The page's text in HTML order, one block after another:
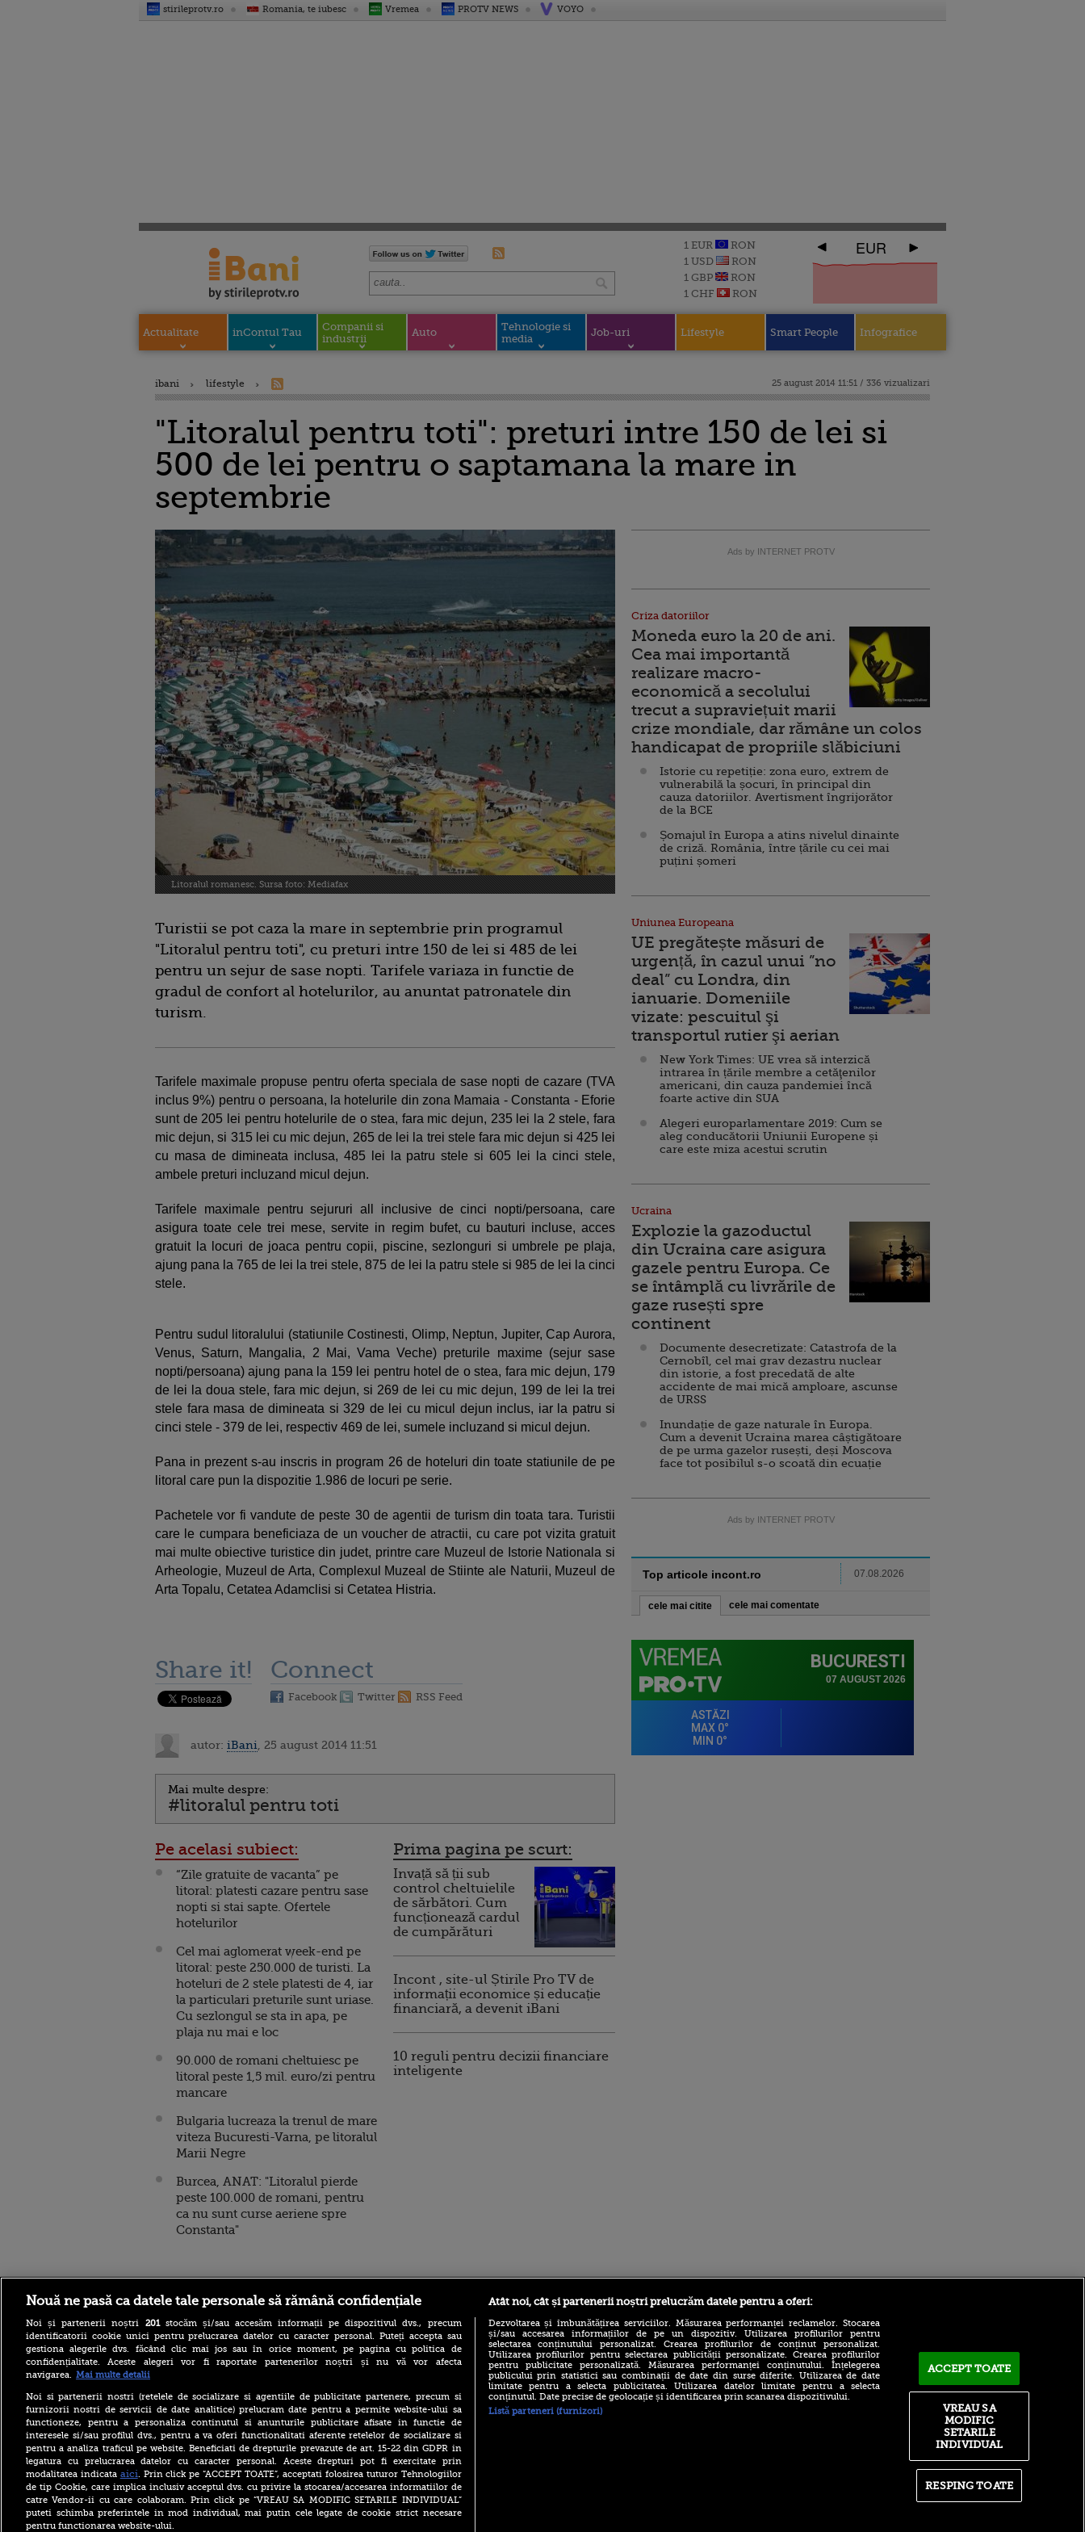
stirileprotv.ro Romania, te iubesc Vremea PROTV NEWS VOYO
1 EUR
RON
1 USD
RON
1 GBP
RON
1 CHF
RON
EUR
Actualitate inContul Tau
Companii si
industrii
Auto
Tehnologie si
media
Job-uri Lifestyle Smart People Infografice
ibani lifestyle 25 august 2014 11:51 / 336 vizualizari
"Litoralul pentru toti": preturi intre 150 de lei si
500 de lei pentru o saptamana la mare in
septembrie
Litoralul romanesc. Sursa foto: Mediafax
Turistii se pot caza la mare in septembrie prin programul
"Litoralul pentru toti", cu preturi intre 150 de lei si 485 de lei
pentru un sejur de sase nopti. Tarifele variaza in functie de
gradul de confort al hotelurilor, au anuntat patronatele din
turism.
Tarifele maximale propuse pentru oferta speciala de sase nopti de cazare (TVA
inclus 9%) pentru o persoana, la hotelurile din zona Mamaia - Constanta - Eforie
sunt de 205 lei pentru hotelurile de o stea, fara mic dejun, 235 lei la 2 stele, fara
mic dejun, si 315 lei cu mic dejun, 265 de lei la trei stele fara mic dejun si 425 lei
cu masa de dimineata inclusa, 485 lei la patru stele si 605 lei la cinci stele,
ambele preturi incluzand micul dejun.
Tarifele maximale pentru sejururi all inclusive de cinci nopti/persoana, care
asigura toate cele trei mese, servite in regim bufet, cu bauturi incluse, acces
gratuit la locuri de joaca pentru copii, piscine, sezlonguri si umbrele pe plaja,
ajung pana la 765 de lei la trei stele, 875 de lei la patru stele si 985 de lei la cinci
stele.
Pentru sudul litoralului (statiunile Costinesti, Olimp, Neptun, Jupiter, Cap Aurora,
Venus, Saturn, Mangalia, 2 Mai, Vama Veche) preturile maxime (sejur sase
nopti/persoana) ajung pana la 159 lei pentru hotel de o stea, fara mic dejun, 179
de lei la doua stele, fara mic dejun, si 269 de lei cu mic dejun, 199 de lei la trei
stele fara masa de dimineata si 329 de lei cu micul dejun inclus, iar la patru si
cinci stele - 379 de lei, respectiv 469 de lei, sumele incluzand si micul dejun.
Pana in prezent s-au inscris in program 26 de hoteluri din toate statiunile de pe
litoral care pun la dispozitie 1.986 de locuri pe serie.
Pachetele vor fi vandute de peste 30 de agentii de turism din toata tara. Turistii
care le cumpara beneficiaza de un voucher de atractii, cu care pot vizita gratuit
mai multe obiective turistice din judet, printre care Muzeul de Istorie Nationala si
Arheologie, Muzeul de Arta, Complexul Muzeal de Stiinte ale Naturii, Muzeul de
Arta Topalu, Cetatea Adamclisi si Cetatea Histria.
Share it! Connect
Facebook Twitter RSS Feed
autor: iBani , 25 august 2014 11:51
Mai multe despre:
#litoralul pentru toti
Pe acelasi subiect:
“Zile gratuite de vacanta” pe
litoral: platesti cazare pentru sase
nopti si stai sapte. Ofertele
hotelurilor
Cel mai aglomerat week-end pe
litoral: peste 250.000 de turisti. La
hoteluri de 2 stele platesti de 4, iar
la particulari preturile sunt uriase.
Cu sezlongul se sta in apa, pe
plaja nu mai e loc
90.000 de romani cheltuiesc pe
litoral peste 1,5 mil. euro/zi pentru
mancare
Bulgaria lucreaza la trenul de mare
viteza Bucuresti-Varna, pe litoralul
Marii Negre
Burcea, ANAT: "Litoralul pierde
peste 100.000 de romani, pentru
ca nu sunt curse aeriene spre
Constanta"
Prima pagina pe scurt:
Invață să ții sub
control cheltuielile
de sărbători. Cum
funcționează cardul
de cumpărături
Incont , site-ul Știrile Pro TV de
informații economice și educație
financiară, a devenit iBani
10 reguli pentru decizii financiare
inteligente
Ads by INTERNET PROTV
Criza datoriilor
Moneda euro la 20 de ani.
Cea mai importantă
realizare macro-
economică a secolului
trecut a supraviețuit marii
crize mondiale, dar rămâne un colos
handicapat de propriile slăbiciuni
Istorie cu repetiție: zona euro, extrem de
vulnerabilă la șocuri, în principal din
cauza datoriilor. Avertisment îngrijorător
de la BCE
Șomajul în Europa a atins nivelul dinainte
de criză. România, între țările cu cei mai
puțini șomeri
Uniunea Europeana
UE pregătește măsuri de
urgență, în cazul unui ”no
deal” cu Londra, din
ianuarie. Domeniile
vizate: pescuitul şi
transportul rutier şi aerian
New York Times: UE vrea să interzică
intrarea în țările membre a cetăţenilor
americani, din cauza pandemiei încă
foarte active din SUA
Alegeri europarlamentare 2019: Cum se
aleg conducătorii Uniunii Europene și
care este miza acestui scrutin
Ucraina
Explozie la gazoductul
din Ucraina care asigura
gazele pentru Europa. Ce
se întâmplă cu livrările de
gaze rusești spre
continent
Documente desecretizate: Catastrofa de la
Cernobîl, cel mai grav dezastru nuclear
din istorie, a fost precedată de alte
accidente de mai mică amploare, ascunse
de URSS
Inundație de gaze naturale în Europa.
Cum a devenit Ucraina marea câștigătoare
de pe urma gazelor rusești, deși Moscova
face tot posibilul s-o scoată din ecuație
Ads by INTERNET PROTV
Top articole incont.ro 07.08.2026
cele mai citite cele mai comentate
Stirileprotv.ro
La aproape 100 de ani, face
acrobații pe aripa unui
avion. Povestea incredibilă
a lui Elizabeth Bromage.
VIDEO
De ce Bulgaria are producție
record la Kozlodui pe timp
de secetă, în timp ce
România importă energie
Moment istoric pentru
catolicii din România.
ilike-it.ro foodstory.ro
(P) Descoperă Lumea
Procinema.ro Sport.ro
Nouă ne pasă ca datele tale personale să rămână confidențiale
Noi și partenerii noștri 201stocăm și/sau accesăm informații pe dispozitivul dvs., precum
identificatorii cookie unici pentru prelucrarea datelor cu caracter personal. Puteți accepta sau
gestiona alegerile dvs. făcând clic mai jos sau în orice moment, pe pagina cu politica de
confidențialitate. Aceste alegeri vor fi raportate partenerilor noștri și nu vă vor afecta
navigarea. Mai multe detalii
Noi si partenerii nostri (retelele de socializare si agentiile de publicitate partenere, precum si
furnizorii nostri de servicii de date analitice) prelucram date pentru a permite website-ului sa
functioneze, pentru a personaliza continutul si anunturile publicitare afisate in functie de
interesele si/sau profilul dvs., pentru a va oferi functionalitati aferente retelelor de socializare si
pentru a analiza traficul pe website. Beneficiati de drepturile prevazute de art. 15-22 din GDPR in
legatura cu prelucrarea datelor cu caracter personal. Aceste drepturi pot fi exercitate prin
modalitatea indicata aici. Prin click pe “ACCEPT TOATE”, acceptati folosirea tuturor Tehnologiilor
de tip Cookie, care implica inclusiv acceptul dvs. cu privire la stocarea/accesarea informatiilor de
catre Vendor-ii cu care colaboram. Prin click pe “VREAU SA MODIFIC SETARILE INDIVIDUAL”
puteti schimba preferintele in mod individual, mai putin cele legate de cookie strict necesare
pentru functionarea website-ului.
Atât noi, cât și partenerii noștri prelucrăm datele pentru a oferi:
Dezvoltarea și îmbunătățirea serviciilor. Măsurarea performanței reclamelor. Stocarea
și/sau accesarea informațiilor de pe un dispozitiv. Utilizarea profilurilor pentru
selectarea conținutului personalizat. Crearea profilurilor de conținut personalizat.
Utilizarea profilurilor pentru selectarea publicității personalizate. Crearea profilurilor
pentru publicitate personalizată. Măsurarea performanței conținutului. Înțelegerea
publicului prin statistici sau combinații de date din surse diferite. Utilizarea de date
limitate pentru a selecta publicitatea. Utilizarea datelor limitate pentru a selecta
conținutul. Date precise de geolocație și identificarea prin scanarea dispozitivului.
Listă parteneri (furnizori)
ACCEPT TOATE
RESPING TOATE
VREAU SA
MODIFIC
SETARILE
INDIVIDUAL